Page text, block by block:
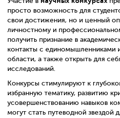
просто возможность для
свои достижения, но и ценный
личностному и
получить признание в
контакты с единомышленниками
области, а также открыть для
исследований.
Конкурсы стимулируют к
избранную тематику, развитию
усовершенствованию навыков
могут стать путеводной звездой